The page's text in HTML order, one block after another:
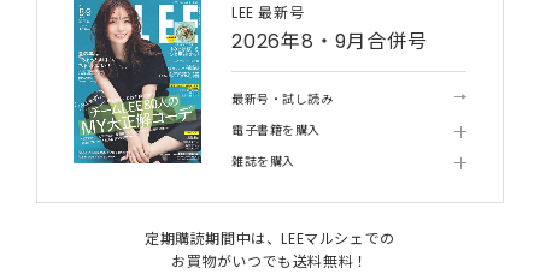
LEE 最新号
2026年8・9月合併号
最新号・試し読み
電子書籍を購入
雑誌を購入
定期購読期間中は、LEEマルシェでの
お買物がいつでも送料無料！